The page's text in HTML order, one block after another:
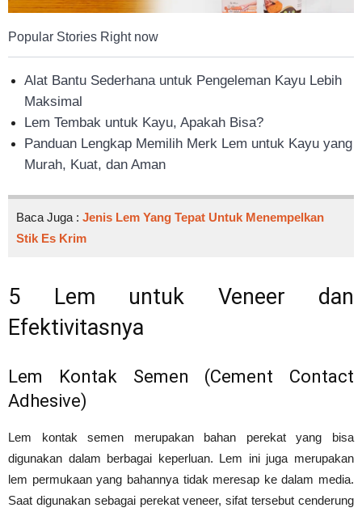
Popular Stories Right now
Alat Bantu Sederhana untuk Pengeleman Kayu Lebih
Maksimal
Lem Tembak untuk Kayu, Apakah Bisa?
Panduan Lengkap Memilih Merk Lem untuk Kayu yang
Murah, Kuat, dan Aman
Baca Juga : Jenis Lem Yang Tepat Untuk Menempelkan
Stik Es Krim
5 Lem untuk Veneer dan
Efektivitasnya
Lem Kontak Semen (Cement Contact
Adhesive)
Lem kontak semen merupakan bahan perekat yang bisa
digunakan dalam berbagai keperluan. Lem ini juga merupakan
lem permukaan yang bahannya tidak meresap ke dalam media.
Saat digunakan sebagai perekat veneer, sifat tersebut cenderung